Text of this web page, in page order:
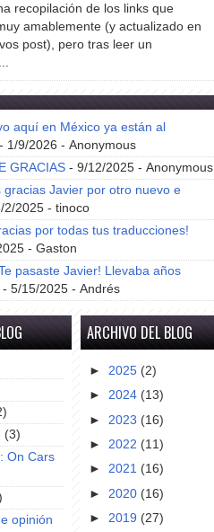
recopilación de los links que
amablemente (y actualizado en
post), pero tras leer un
aquí en México ya están al
1/9/2026 - Anonymous
GRACIAS - 9/12/2025 - Anonymous
gracias Javier por otro nuevo e
2025 - tinoco
por todas tus traducciones!
- Gaston
pasaste Javier! Llevaba años
- 5/15/2025 - Andrés
(3)
On Cars
opinión
ARCHIVO DEL BLOG
► 2025 (2)
► 2024 (13)
► 2023 (16)
► 2022 (11)
► 2021 (16)
► 2020 (16)
► 2019 (27)